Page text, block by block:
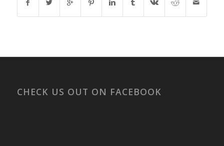
CHECK US OUT ON FACEBOOK